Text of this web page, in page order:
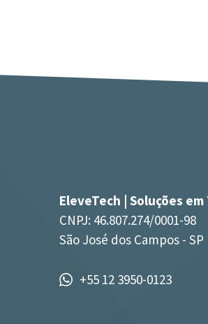
EleveTech | Soluções em
CNPJ: 46.807.274/0001-98
São José dos Campos - SP
+55 12 3950-0123